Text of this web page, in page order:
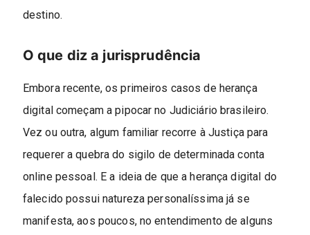
destino.
O que diz a jurisprudência
Embora recente, os primeiros casos de herança
digital começam a pipocar no Judiciário brasileiro.
Vez ou outra, algum familiar recorre à Justiça para
requerer a quebra do sigilo de determinada conta
online pessoal. E a ideia de que a herança digital do
falecido possui natureza personalíssima já se
manifesta, aos poucos, no entendimento de alguns